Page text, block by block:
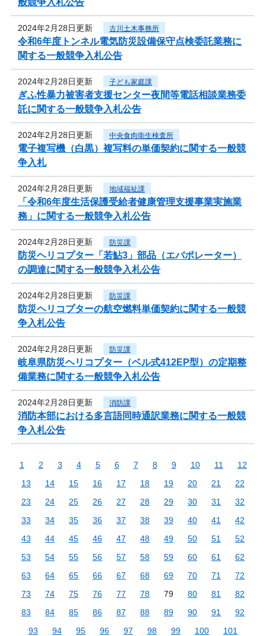
2024年2月28日更新 古川土木事務所
令和6年度トンネル電気防災設備保守点検委託業務に
関する一般競争入札公告
2024年2月28日更新 子ども家庭課
ぎふ性暴力被害者支援センター夜間等電話相談業務委
託に関する一般競争入札公告
2024年2月28日更新 中央食肉衛生検査所
電子複写機（白黒）複写料の単価契約に関する一般競
争入札
2024年2月28日更新 地域福祉課
「令和6年度生活保護受給者健康管理支援事業実施業
務」に関する一般競争入札公告
2024年2月28日更新 防災課
防災ヘリコプター「若鮎3」部品（エバポレーター）
の調達に関する一般競争入札公告
2024年2月28日更新 防災課
防災ヘリコプターの航空燃料単価契約に関する一般競
争入札公告
2024年2月28日更新 防災課
岐阜県防災ヘリコプター（ベル式412EP型）の定期整
備業務に関する一般競争入札公告
2024年2月28日更新 消防課
消防本部における多言語同時通訳業務に関する一般競
争入札公告
1 2 3 4 5 6 7 8 9 10 11
12
13
14 15 16 17 18 19 20 21
22
23
24 25 26 27 28 29 30 31
32
33
34 35 36 37 38 39 40 41
42
43
44 45 46 47 48 49 50 51
52
53
54 55 56 57 58 59 60 61
62
63
64 65 66 67 68 69 70 71
72
73
74 75 76 77 78 79 80 81
82
83
84 85 86 87 88 89 90 91
92
93
94 95 96 97 98 99 100
101